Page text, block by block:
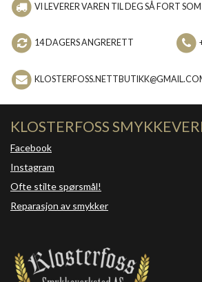
VI LEVERER VAREN TIL DEG SÅ FORT
14 DAGERS ANGRERETT
KLOSTERFOSS
Facebook
Instagram
Ofte stilte spørsmål!
Reparasjon av smykker